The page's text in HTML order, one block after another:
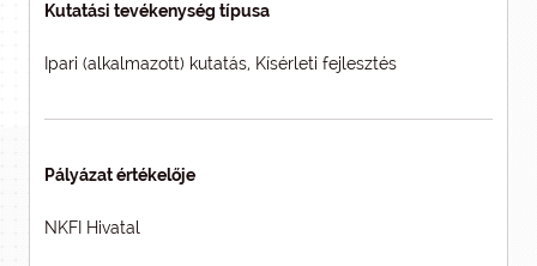
Kutatási tevékenység típusa
Ipari (alkalmazott) kutatás, Kísérleti fejlesztés
Pályázat értékelője
NKFI Hivatal